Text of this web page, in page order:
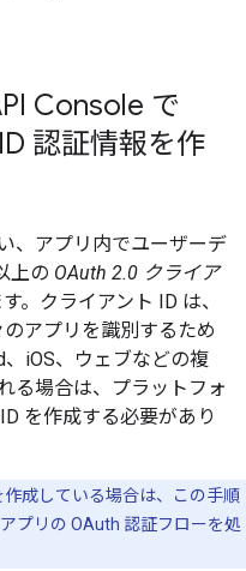
Console で
認証情報を作
、アプリ内でユーザーデ
上の OAuth 2.0 クライア
。クライアント ID は、
アプリを識別するため
iOS、ウェブなどの複
る場合は、プラットフォ
を作成する必要があり
成している場合は、この手順
プリの OAuth 認証フローを処